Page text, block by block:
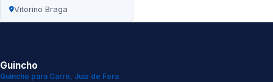
Vitorino Braga
Guincho
Guincho para Carro, Juiz de Fora